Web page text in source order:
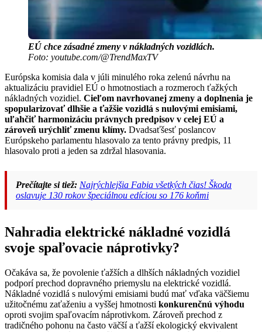
EÚ chce zásadné zmeny v nákladných vozidlách.
Foto: youtube.com/@TrendMaxTV
Európska komisia dala v júli minulého roka zelenú návrhu na
aktualizáciu pravidiel EÚ o hmotnostiach a rozmeroch ťažkých
nákladných vozidiel. Cieľom navrhovanej zmeny a doplnenia je
spopularizovať dlhšie a ťažšie vozidlá s nulovými emisiami,
uľahčiť harmonizáciu právnych predpisov v celej EÚ a
zároveň urýchliť zmenu klímy. Dvadsaťšesť poslancov
Európskeho parlamentu hlasovalo za tento právny predpis, 11
hlasovalo proti a jeden sa zdržal hlasovania.
Prečítajte si tiež: Najrýchlejšia Fabia všetkých čias! Škoda
oslavuje 130 rokov špeciálnou edíciou so 176 koňmi
Nahradia elektrické nákladné vozidlá
svoje spaľovacie náprotivky?
Očakáva sa, že povolenie ťažších a dlhších nákladných vozidiel
podporí prechod dopravného priemyslu na elektrické vozidlá.
Nákladné vozidlá s nulovými emisiami budú mať vďaka väčšiemu
užitočnému zaťaženiu a vyššej hmotnosti konkurenčnú výhodu
oproti svojim spaľovacím náprotivkom. Zároveň prechod z
tradičného pohonu na často väčší a ťažší ekologický ekvivalent